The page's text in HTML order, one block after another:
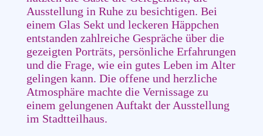
Ausstellung in Ruhe zu besichtigen. Bei
einem Glas Sekt und leckeren Häppchen
entstanden zahlreiche Gespräche über die
gezeigten Porträts, persönliche Erfahrungen
und die Frage, wie ein gutes Leben im Alter
gelingen kann. Die offene und herzliche
Atmosphäre machte die Vernissage zu
einem gelungenen Auftakt der Ausstellung
im Stadtteilhaus.